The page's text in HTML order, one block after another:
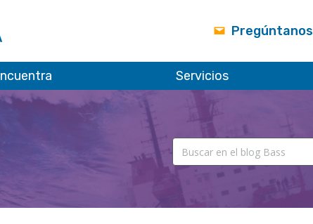
Pregúntanos
Servicios